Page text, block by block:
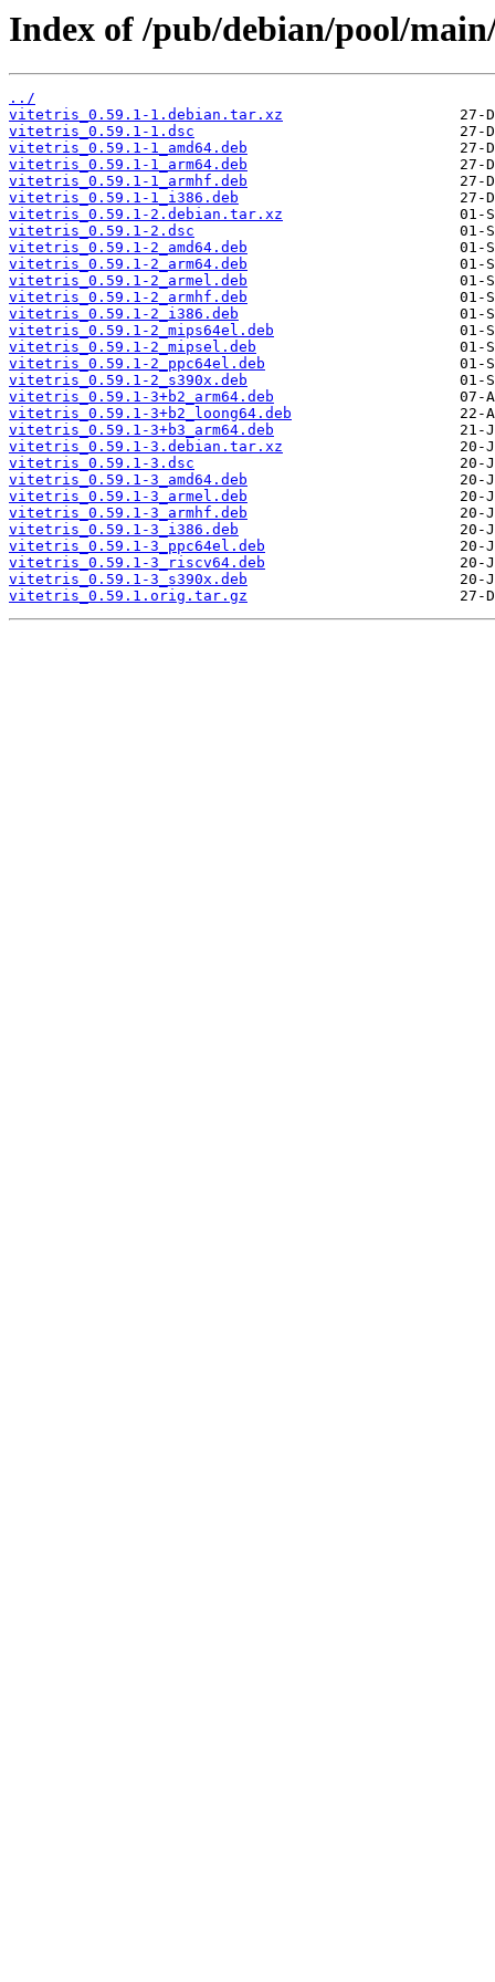
Index of /pub/debian/pool/
../
vitetris_0.59.1-1.debian.tar.xz
vitetris_0.59.1-1.dsc
vitetris_0.59.1-1_amd64.deb
vitetris_0.59.1-1_arm64.deb
vitetris_0.59.1-1_armhf.deb
vitetris_0.59.1-1_i386.deb
vitetris_0.59.1-2.debian.tar.xz
vitetris_0.59.1-2.dsc
vitetris_0.59.1-2_amd64.deb
vitetris_0.59.1-2_arm64.deb
vitetris_0.59.1-2_armel.deb
vitetris_0.59.1-2_armhf.deb
vitetris_0.59.1-2_i386.deb
vitetris_0.59.1-2_mips64el.deb
vitetris_0.59.1-2_mipsel.deb
vitetris_0.59.1-2_ppc64el.deb
vitetris_0.59.1-2_s390x.deb
vitetris_0.59.1-3+b2_arm64.deb
vitetris_0.59.1-3+b2_loong64.deb
vitetris_0.59.1-3+b3_arm64.deb
vitetris_0.59.1-3.debian.tar.xz
vitetris_0.59.1-3.dsc
vitetris_0.59.1-3_amd64.deb
vitetris_0.59.1-3_armel.deb
vitetris_0.59.1-3_armhf.deb
vitetris_0.59.1-3_i386.deb
vitetris_0.59.1-3_ppc64el.deb
vitetris_0.59.1-3_riscv64.deb
vitetris_0.59.1-3_s390x.deb
vitetris_0.59.1.orig.tar.gz